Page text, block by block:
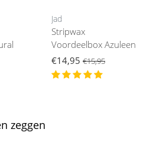
Jad
Stripwax
Voordeelbox Azuleen
€14,95 €15,95
zeggen